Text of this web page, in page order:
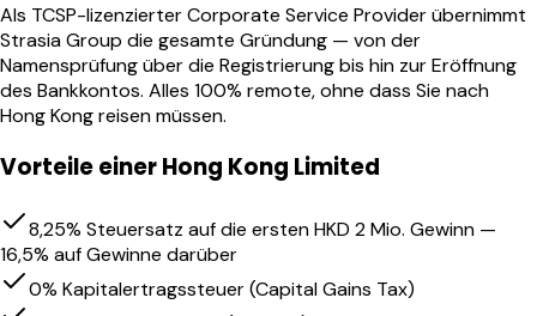
Als TCSP-lizenzierter Corporate Service Provider übernimmt
Strasia Group die gesamte Gründung — von der
Namensprüfung über die Registrierung bis hin zur Eröffnung
des Bankkontos. Alles 100% remote, ohne dass Sie nach
Hong Kong reisen müssen.
Vorteile einer Hong Kong Limited
8,25% Steuersatz auf die ersten HKD 2 Mio. Gewinn —
16,5% auf Gewinne darüber
0% Kapitalertragssteuer (Capital Gains Tax)